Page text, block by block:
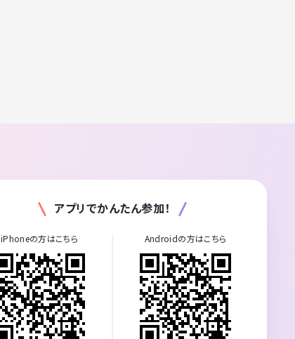
アプリでかんたん参加！
iPhoneの方はこちら Androidの方はこちら